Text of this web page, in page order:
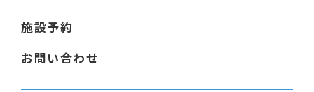
施設予約
お問い合わせ